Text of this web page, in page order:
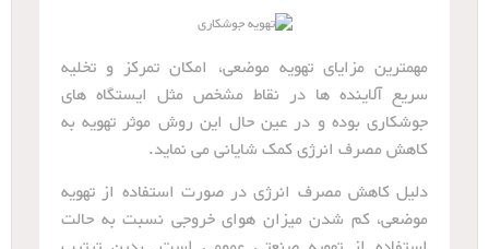
مهمترین مزایای تهویه موضعی، امکان تمرکز و تخلیه
سریع آلاینده ها در نقاط مشخص مثل ایستگاه های
جوشکاری بوده و در عین حال این روش موثر تهویه به
کاهش مصرف انرژی کمک شایانی می نماید.
دلیل کاهش مصرف انرژی در صورت استفاده از تهویه
موضعی، کم شدن میزان هوای خروجی نسبت به حالت